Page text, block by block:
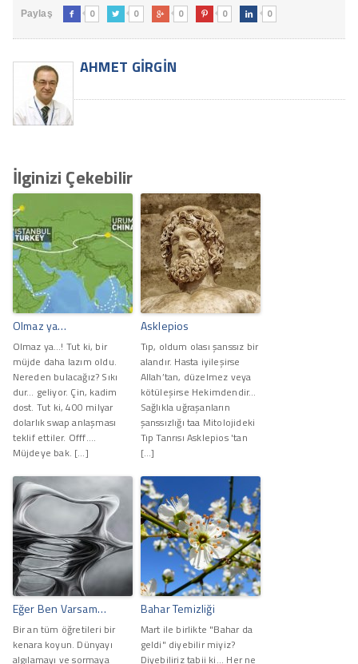
Paylaş  0  0  0  0  0
AHMET GIRGIN
İlginizi Çekebilir
Olmaz ya…
Olmaz ya…! Tut ki, bir
müjde daha lazım oldu.
Nereden bulacağız? Sıkı
dur… geliyor. Çin, kadim
dost. Tut ki, 400 milyar
dolarlık swap anlaşması
teklif ettiler. Offf….
Müjdeye bak. […]
Asklepios
Tıp, oldum olası şanssız bir
alandır. Hasta iyileşirse
Allah’tan, düzelmez veya
kötüleşirse Hekimdendir…
Sağlıkla uğraşanların
şanssızlığı taa Mitolojideki
Tıp Tanrısı Asklepios 'tan
[…]
Eğer Ben Varsam…
Bir an tüm öğretileri bir
kenara koyun. Dünyayı
algılamayı ve sormaya
Bahar Temizliği
Mart ile birlikte "Bahar da
geldi" diyebilir miyiz?
Diyebiliriz tabii ki... Her ne